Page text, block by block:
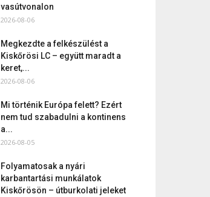
vasútvonalon
2026-08-06
Megkezdte a felkészülést a
Kiskőrösi LC – együtt maradt a
keret,...
2026-08-06
Mi történik Európa felett? Ezért
nem tud szabadulni a kontinens
a...
2026-08-05
Folyamatosak a nyári
karbantartási munkálatok
Kiskőrösön – útburkolati jeleket